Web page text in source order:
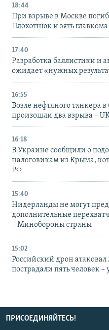
18:44
При взрыве в Москве
Плохотнюк и зять
17:40
Разработка баллистики и
ожидает «нужных
16:55
Возле нефтяного танкера
произошли два взрыва –
16:18
В Украине сообщили о
налоговикам из Крыма,
РФ
15:40
Нидерланды не могут
дополнительные
– Минобороны страны
15:02
Российский дрон
пострадали пять человек
ПРИСОЕДИНЯЙТЕСЬ!